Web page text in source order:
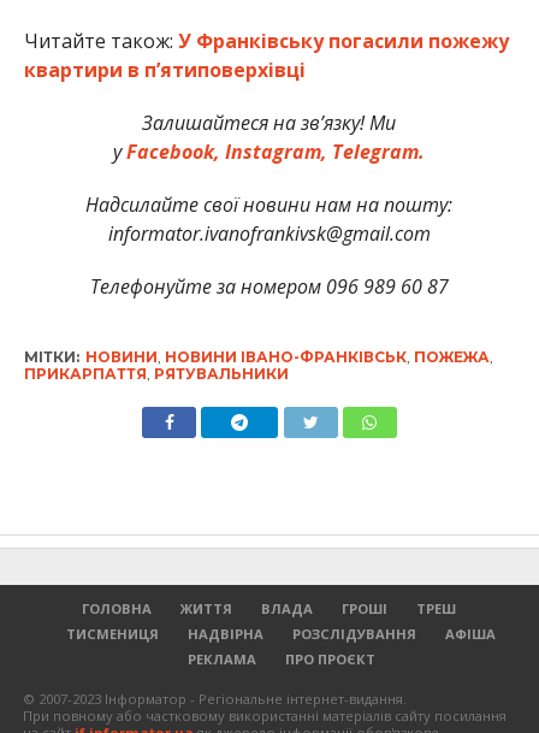
Читайте також: У Франківську погасили пожежу
квартири в п’ятиповерхівці
Залишайтеся на зв’язку! Ми
уFacebook,Instagram, Telegram.
Надсилайте свої новини нам на пошту:
informator.ivanofrankivsk@gmail.com
Телефонуйте за номером 096 989 60 87
МІТКИ: НОВИНИ, НОВИНИ ІВАНО-ФРАНКІВСЬК, ПОЖЕЖА,
ПРИКАРПАТТЯ, РЯТУВАЛЬНИКИ
ГОЛОВНА ЖИТТЯ ВЛАДА ГРОШІ
ТРЕШ
ТИСМЕНИЦЯ
НАДВІРНА РОЗСЛІДУВАННЯ
АФІША
РЕКЛАМА
ПРО ПРОЄКТ
© 2007-2023 Інформатор - Регіональне інтернет-видання.
При повному або частковому використанні матеріалів сайту посилання